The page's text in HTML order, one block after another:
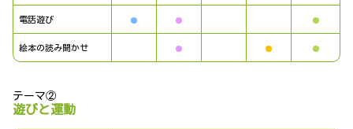
電話遊び
絵本の読み聞かせ
テーマ②
遊びと運動